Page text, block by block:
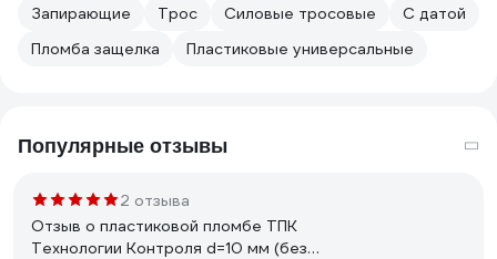
Запирающие
Трос Силовые тросовые
С датой
Пломба защелка
Пластиковые универсальные
Популярные отзывы
2 отзыва
Отзыв о пластиковой пломбе ТПК
Технологии Контроля d=10 мм (без